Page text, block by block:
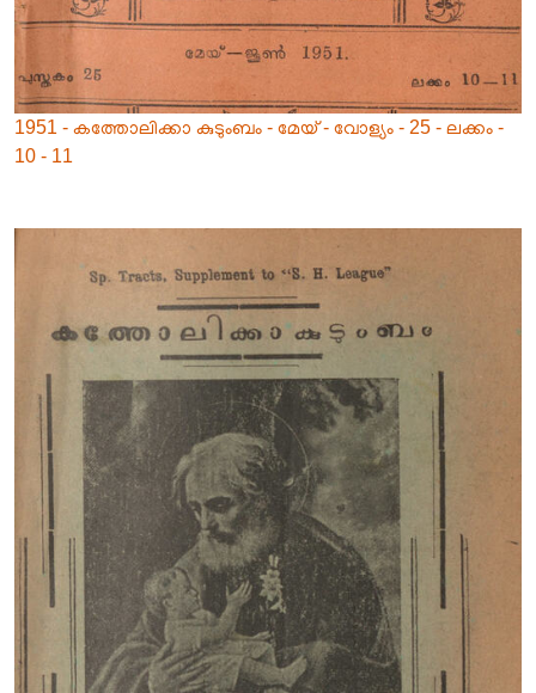
1951 - കത്തോലിക്കാ കുടുംബം - മേയ് - വോള്യം - 25 - ലക്കം -
10 - 11